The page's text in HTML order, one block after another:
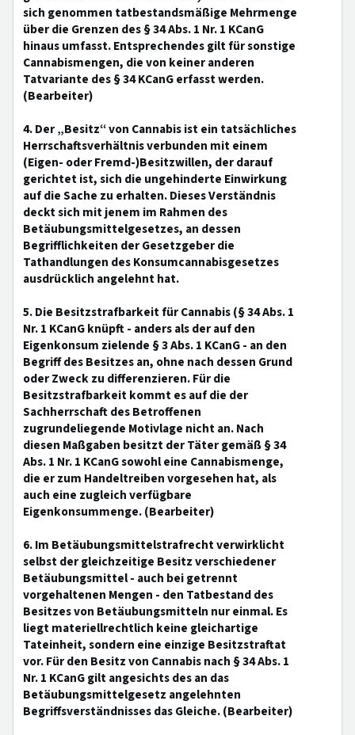
sich genommen tatbestandsmäßige Mehrmenge
über die Grenzen des § 34 Abs. 1 Nr. 1 KCanG
hinaus umfasst. Entsprechendes gilt für sonstige
Cannabismengen, die von keiner anderen
Tatvariante des § 34 KCanG erfasst werden.
(Bearbeiter)
4. Der „Besitz“ von Cannabis ist ein tatsächliches
Herrschaftsverhältnis verbunden mit einem
(Eigen- oder Fremd-)Besitzwillen, der darauf
gerichtet ist, sich die ungehinderte Einwirkung
auf die Sache zu erhalten. Dieses Verständnis
deckt sich mit jenem im Rahmen des
Betäubungsmittelgesetzes, an dessen
Begrifflichkeiten der Gesetzgeber die
Tathandlungen des Konsumcannabisgesetzes
ausdrücklich angelehnt hat.
5. Die Besitzstrafbarkeit für Cannabis (§ 34 Abs. 1
Nr. 1 KCanG knüpft - anders als der auf den
Eigenkonsum zielende § 3 Abs. 1 KCanG - an den
Begriff des Besitzes an, ohne nach dessen Grund
oder Zweck zu differenzieren. Für die
Besitzstrafbarkeit kommt es auf die der
Sachherrschaft des Betroffenen
zugrundeliegende Motivlage nicht an. Nach
diesen Maßgaben besitzt der Täter gemäß § 34
Abs. 1 Nr. 1 KCanG sowohl eine Cannabismenge,
die er zum Handeltreiben vorgesehen hat, als
auch eine zugleich verfügbare
Eigenkonsummenge. (Bearbeiter)
6. Im Betäubungsmittelstrafrecht verwirklicht
selbst der gleichzeitige Besitz verschiedener
Betäubungsmittel - auch bei getrennt
vorgehaltenen Mengen - den Tatbestand des
Besitzes von Betäubungsmitteln nur einmal. Es
liegt materiellrechtlich keine gleichartige
Tateinheit, sondern eine einzige Besitzstraftat
vor. Für den Besitz von Cannabis nach § 34 Abs. 1
Nr. 1 KCanG gilt angesichts des an das
Betäubungsmittelgesetz angelehnten
Begriffsverständnisses das Gleiche. (Bearbeiter)